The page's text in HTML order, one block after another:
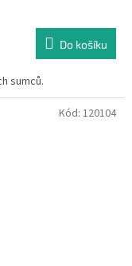
Do košíku
sumců.
Kód: 120104